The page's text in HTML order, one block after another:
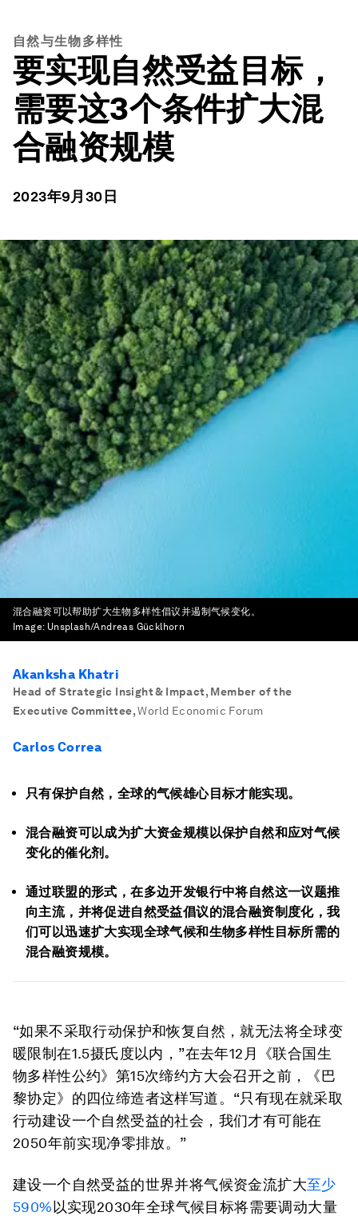
自然与生物多样性
要实现自然受益目标，
需要这3个条件扩大混
合融资规模
2023年9月30日
混合融资可以帮助扩大生物多样性倡议并遏制气候变化。
Image: Unsplash/Andreas Gücklhorn
Akanksha Khatri
Head of Strategic Insight & Impact, Member of the
Executive Committee, World Economic Forum
Carlos Correa
只有保护自然，全球的气候雄心目标才能实现。
混合融资可以成为扩大资金规模以保护自然和应对气候
变化的催化剂。
通过联盟的形式，在多边开发银行中将自然这一议题推
向主流，并将促进自然受益倡议的混合融资制度化，我
们可以迅速扩大实现全球气候和生物多样性目标所需的
混合融资规模。
“如果不采取行动保护和恢复自然，就无法将全球变
暖限制在1.5摄氏度以内，”在去年12月《联合国生
物多样性公约》第15次缔约方大会召开之前，《巴
黎协定》的四位缔造者这样写道。“只有现在就采取
行动建设一个自然受益的社会，我们才有可能在
2050年前实现净零排放。”
建设一个自然受益的世界并将气候资金流扩大至少
590% 以实现2030年全球气候目标将需要调动大量